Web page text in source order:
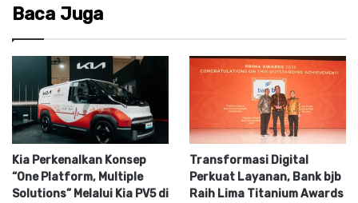
Baca Juga
Kia Perkenalkan Konsep
“One Platform, Multiple
Solutions” Melalui Kia PV5 di
Transformasi Digital
Perkuat Layanan, Bank bjb
Raih Lima Titanium Awards